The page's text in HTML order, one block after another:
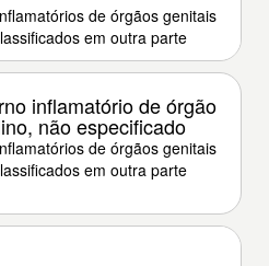
de órgãos genitais
em outra parte
inflamatório de órgão
não especificado
de órgãos genitais
em outra parte